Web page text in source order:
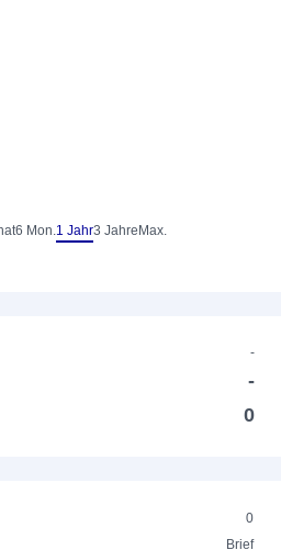
6 Mon.1 Jahr3 Jahre Max.
-
-
0
0
Brief